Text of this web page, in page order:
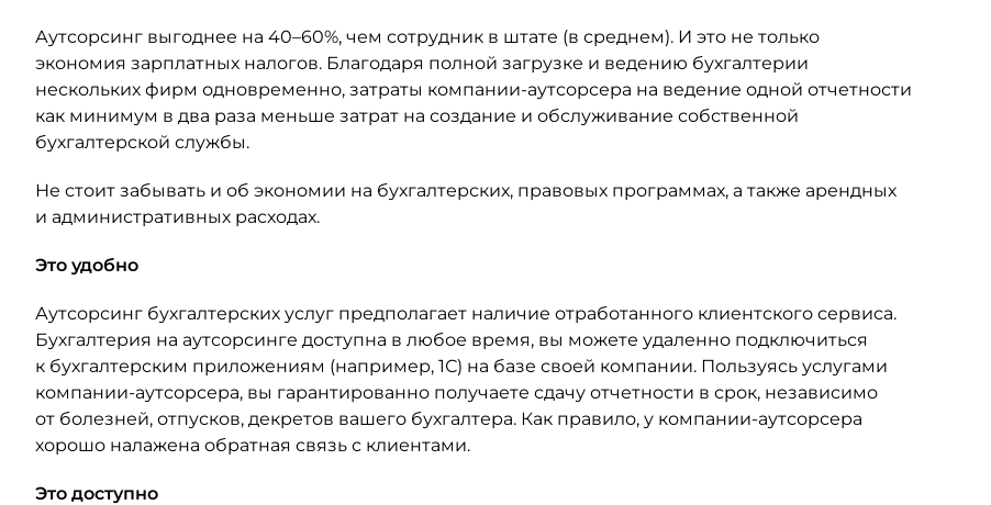
Аутсорсинг выгоднее на 40–60%, чем сотрудник в штате (в среднем). И это не только
экономия зарплатных налогов. Благодаря полной загрузке и ведению бухгалтерии
нескольких фирм одновременно, затраты компании-аутсорсера на ведение одной отчетности
как минимум в два раза меньше затрат на создание и обслуживание собственной
бухгалтерской службы.
Не стоит забывать и об экономии на бухгалтерских, правовых программах, а также арендных
и административных расходах.
Это удобно
Аутсорсинг бухгалтерских услуг предполагает наличие отработанного клиентского сервиса.
Бухгалтерия на аутсорсинге доступна в любое время, вы можете удаленно подключиться
к бухгалтерским приложениям (например, 1С) на базе своей компании. Пользуясь услугами
компании-аутсорсера, вы гарантированно получаете сдачу отчетности в срок, независимо
от болезней, отпусков, декретов вашего бухгалтера. Как правило, у компании-аутсорсера
хорошо налажена обратная связь с клиентами.
Это доступно